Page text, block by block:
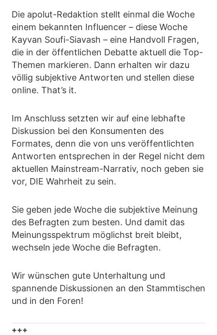
Die apolut-Redaktion stellt einmal die Woche
einem bekannten Influencer – diese Woche
Kayvan Soufi-Siavash – eine Handvoll Fragen,
die in der öffentlichen Debatte aktuell die Top-
Themen markieren. Dann erhalten wir dazu
völlig subjektive Antworten und stellen diese
online. That’s it.
Im Anschluss setzten wir auf eine lebhafte
Diskussion bei den Konsumenten des
Formates, denn die von uns veröffentlichten
Antworten entsprechen in der Regel nicht dem
aktuellen Mainstream-Narrativ, noch geben sie
vor, DIE Wahrheit zu sein.
Sie geben jede Woche die subjektive Meinung
des Befragten zum besten. Und damit das
Meinungsspektrum möglichst breit bleibt,
wechseln jede Woche die Befragten.
Wir wünschen gute Unterhaltung und
spannende Diskussionen an den Stammtischen
und in den Foren!
+++